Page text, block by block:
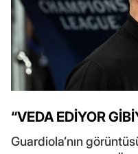
“VEDA EDİYOR
Guardiola’nın